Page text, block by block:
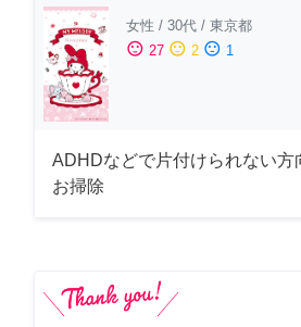
女性 / 30代 / 東京都
sentiment_satisfied 27 sentiment_neutral 2 sentiment_dissatisfied 1
ADHDなどで片付けられない方
お掃除